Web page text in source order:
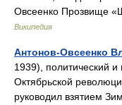
Овсеенко Прозвище
Википедия
Антонов-Овсеенко
1939), политический
Октябрьской
руководил взятием